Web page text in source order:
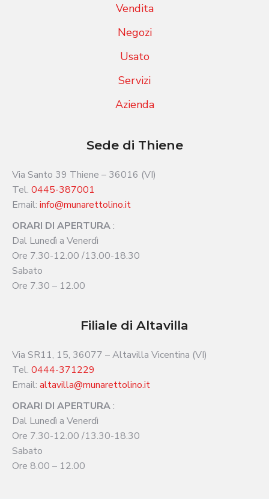
Vendita
Negozi
Usato
Servizi
Azienda
Sede di Thiene
Via Santo 39 Thiene – 36016 (VI)
Tel. 0445-387001
Email: info@munarettolino.it
ORARI DI APERTURA:
Dal Lunedì a Venerdì
Ore 7.30-12.00 /13.00-18.30
Sabato
Ore 7.30 – 12.00
Filiale di Altavilla
Via SR11, 15, 36077 – Altavilla Vicentina (VI)
Tel. 0444-371229
Email: altavilla@munarettolino.it
ORARI DI APERTURA:
Dal Lunedì a Venerdì
Ore 7.30-12.00 /13.30-18.30
Sabato
Ore 8.00 – 12.00